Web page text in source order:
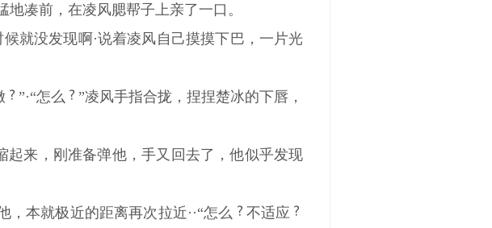
地凑前，在凌风腮帮子上亲了一口。
就没发现啊·说着凌风自己摸摸下巴，一片光
”·“怎么
”凌风手指合拢，捏捏楚冰的下唇，
起来，刚准备弹他，手又回去了，他似乎发现
本就极近的距离再次拉近··“怎么
不适应